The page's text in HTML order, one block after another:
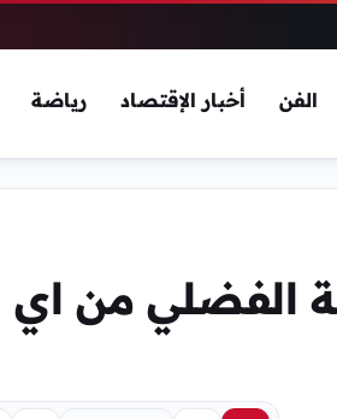
الفن أخبار الإقتصاد رياضة
الفضلي من اي